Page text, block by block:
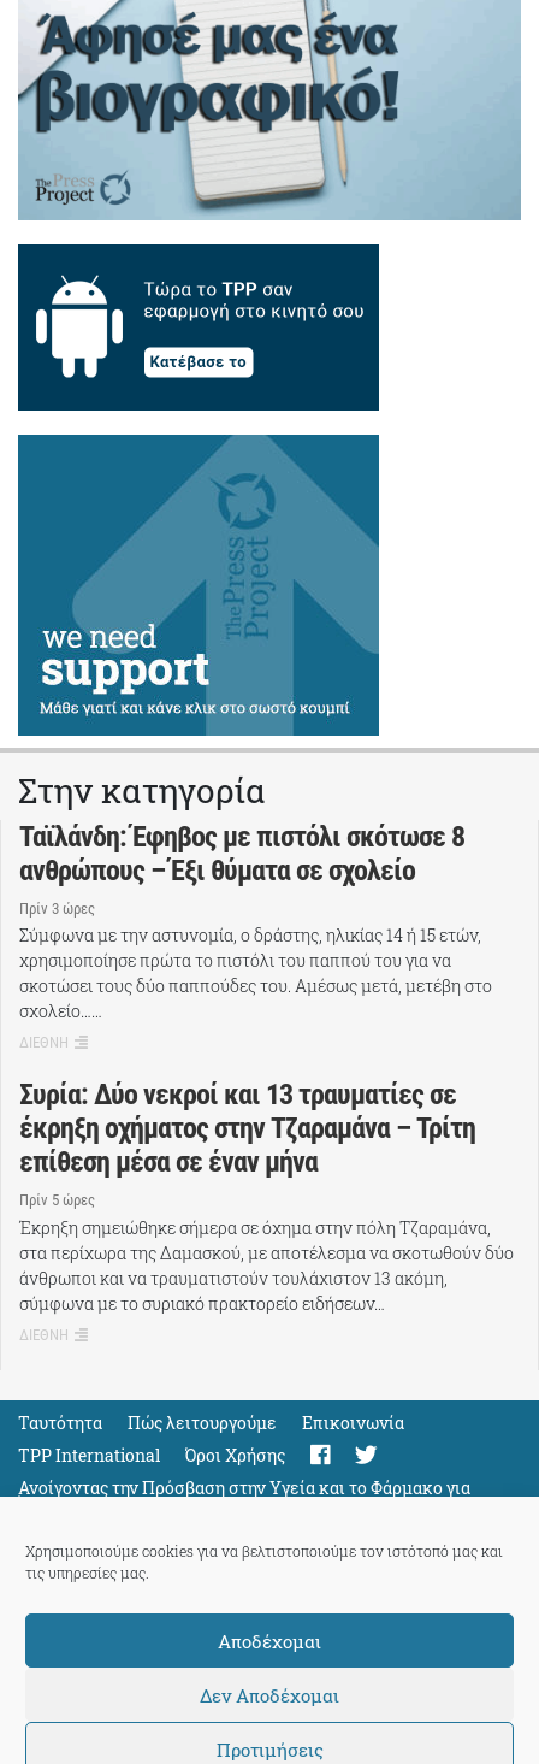
Χρησιμοποιούμε cookies για να βελτιστοποιούμε τον ιστότοπό μας και
τις υπηρεσίες μας.
Αποδέχομαι
Δεν Αποδέχομαι
Προτιμήσεις
Στην κατηγορία
Ταϊλάνδη: Έφηβος με πιστόλι σκότωσε 8
ανθρώπους – Έξι θύματα σε σχολείο
Πρίν 3 ώρες
Σύμφωνα με την αστυνομία, ο δράστης, ηλικίας 14 ή 15 ετών,
χρησιμοποίησε πρώτα το πιστόλι του παππού του για να
σκοτώσει τους δύο παππούδες του. Αμέσως μετά, μετέβη στο
σχολείο……
ΔΙΕΘΝΗ
Συρία: Δύο νεκροί και 13 τραυματίες σε
έκρηξη οχήματος στην Τζαραμάνα – Τρίτη
επίθεση μέσα σε έναν μήνα
Πρίν 5 ώρες
Έκρηξη σημειώθηκε σήμερα σε όχημα στην πόλη Τζαραμάνα,
στα περίχωρα της Δαμασκού, με αποτέλεσμα να σκοτωθούν δύο
άνθρωποι και να τραυματιστούν τουλάχιστον 13 ακόμη,
σύμφωνα με το συριακό πρακτορείο ειδήσεων…
ΔΙΕΘΝΗ
Ταυτότητα Πώς λειτουργούμε
Eπικοινωνία
TPP International
Όροι Χρήσης
Ανοίγοντας την Πρόσβαση στην Υγεία και το Φάρμακο για
Όλους
Support
ThePressProject
powered by our community members